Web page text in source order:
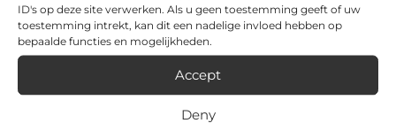
ID's op deze site verwerken. Als u geen toestemming geeft of uw
toestemming intrekt, kan dit een nadelige invloed hebben op
bepaalde functies en mogelijkheden.
Accept
Deny